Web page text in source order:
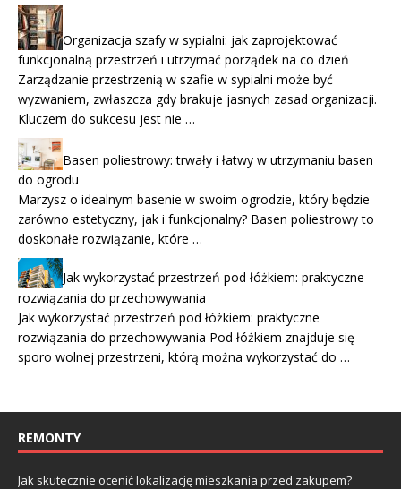
Organizacja szafy w sypialni: jak zaprojektować
funkcjonalną przestrzeń i utrzymać porządek na co dzień
Zarządzanie przestrzenią w szafie w sypialni może być
wyzwaniem, zwłaszcza gdy brakuje jasnych zasad organizacji.
Kluczem do sukcesu jest nie …
Basen poliestrowy: trwały i łatwy w utrzymaniu basen
do ogrodu
Marzysz o idealnym basenie w swoim ogrodzie, który będzie
zarówno estetyczny, jak i funkcjonalny? Basen poliestrowy to
doskonałe rozwiązanie, które …
Jak wykorzystać przestrzeń pod łóżkiem: praktyczne
rozwiązania do przechowywania
Jak wykorzystać przestrzeń pod łóżkiem: praktyczne
rozwiązania do przechowywania Pod łóżkiem znajduje się
sporo wolnej przestrzeni, którą można wykorzystać do …
REMONTY
Jak skutecznie ocenić lokalizację mieszkania przed zakupem?